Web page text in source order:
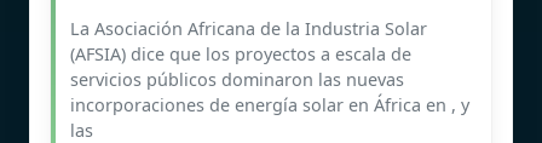
La Asociación Africana de la Industria Solar
(AFSIA) dice que los proyectos a escala de
servicios públicos dominaron las nuevas
incorporaciones de energía solar en África en , y
las